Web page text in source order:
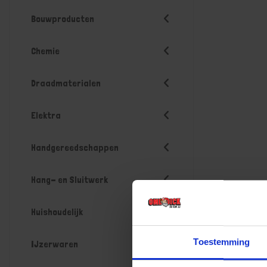
Toestemming
Bouwproducten
Chemie
Draadmaterialen
Elektra
Handgereedschappen
Hang- en Sluitwerk
Huishoudelijk
IJzerwaren